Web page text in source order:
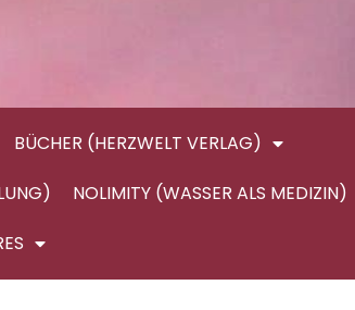
BÜCHER (HERZWELT VERLAG)
NOLIMITY (WASSER ALS MEDIZIN)